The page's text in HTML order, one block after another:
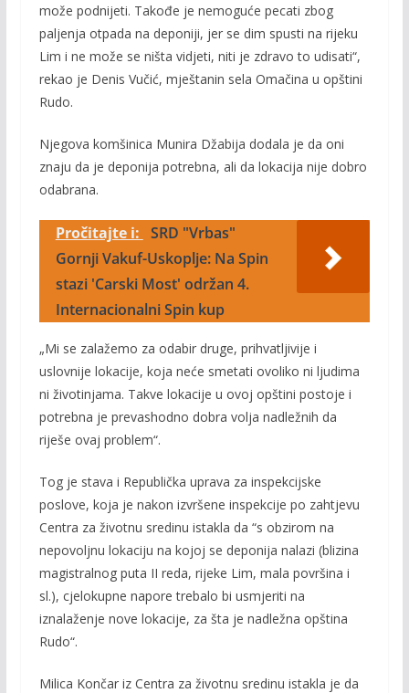
može podnijeti. Takođe je nemoguće pecati zbog
paljenja otpada na deponiji, jer se dim spusti na rijeku
Lim i ne može se ništa vidjeti, niti je zdravo to udisati“,
rekao je Denis Vučić, mještanin sela Omačina u opštini
Rudo.
Njegova komšinica Munira Džabija dodala je da oni
znaju da je deponija potrebna, ali da lokacija nije dobro
odabrana.
Pročitajte i: SRD "Vrbas"
Gornji Vakuf-Uskoplje: Na Spin
stazi 'Carski Most' održan 4.
Internacionalni Spin kup
„Mi se zalažemo za odabir druge, prihvatljivije i
uslovnije lokacije, koja neće smetati ovoliko ni ljudima
ni životinjama. Takve lokacije u ovoj opštini postoje i
potrebna je prevashodno dobra volja nadležnih da
riješe ovaj problem“.
Tog je stava i Republička uprava za inspekcijske
poslove, koja je nakon izvršene inspekcije po zahtjevu
Centra za životnu sredinu istakla da “s obzirom na
nepovoljnu lokaciju na kojoj se deponija nalazi (blizina
magistralnog puta II reda, rijeke Lim, mala površina i
sl.), cjelokupne napore trebalo bi usmjeriti na
iznalaženje nove lokacije, za šta je nadležna opština
Rudo“.
Milica Končar iz Centra za životnu sredinu istakla je da